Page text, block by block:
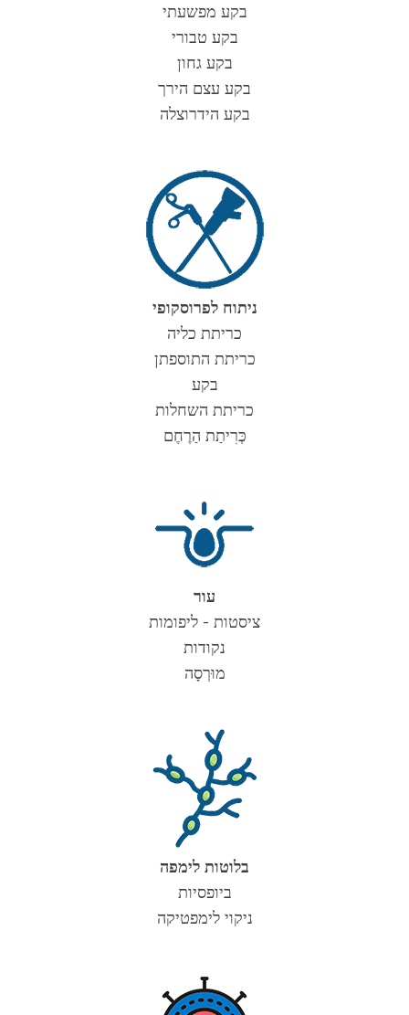
בקע מפשעתי
בקע טבורי
בקע גחון
בקע עצם הירך
בקע הידרוצלה
ניתוח לפרוסקופי
כריתת כליה
כריתת התוספתן
בקע
כריתת השחלות
כְּרִיתַת הַרֶחֶם
עור
ציסטות - ליפומות
נקודות
מוּרְסָה
בלוטות לימפה
ביופסיות
ניקוי לימפטיקה